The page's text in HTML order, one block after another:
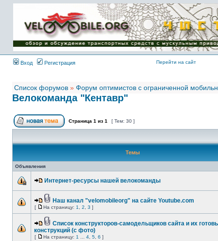
Имя пользователя:
Пароль:
{ LOG_ME_IN_SHORT
}
Вход
Регистрация Перейти на сайт
Список форумов » Форум оптимистов с ограниченной
Велокоманда "Кентавр"
Страница 1 из 1 [ Тем: 30 ]
Темы
Объявления
Интернет-ресурсы нашей велокоманды
Наш канал "velomobileorg" на сайте Youtube.com
[ На страницу: 1 2 3 ]
Список конструкторов-самодельщиков сайта и их
конструкций (с фото)
[ На страницу: 1 4 5 6 ]